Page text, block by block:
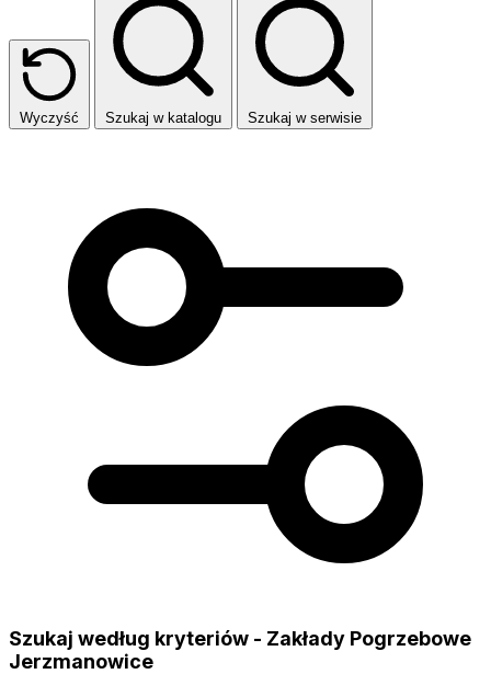
Wyczyść Szukaj w katalogu Szukaj w serwisie
Szukaj według kryteriów - Zakłady Pogrzebowe
Jerzmanowice